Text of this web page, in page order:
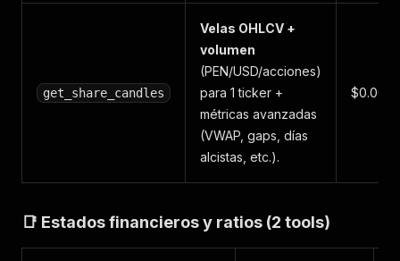
get_share_candles
Velas OHLCV +
volumen
(PEN/USD/acciones)
para 1 ticker +
métricas avanzadas
(VWAP, gaps, días
alcistas, etc.).
$0.002
📑 Estados financieros y ratios (2 tools)